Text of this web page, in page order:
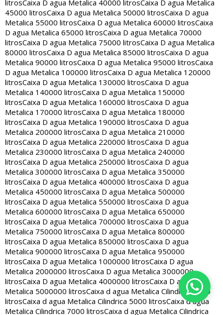
litrosCaixa D agua Metalica 40000 litrosCaixa D agua Metalica
45000 litrosCaixa D agua Metalica 50000 litrosCaixa D agua
Metalica 55000 litrosCaixa D agua Metalica 60000 litrosCaixa
D agua Metalica 65000 litrosCaixa D agua Metalica 70000
litrosCaixa D agua Metalica 75000 litrosCaixa D agua Metalica
80000 litrosCaixa D agua Metalica 85000 litrosCaixa D agua
Metalica 90000 litrosCaixa D agua Metalica 95000 litrosCaixa
D agua Metalica 100000 litrosCaixa D agua Metalica 120000
litrosCaixa D agua Metalica 130000 litrosCaixa D agua
Metalica 140000 litrosCaixa D agua Metalica 150000
litrosCaixa D agua Metalica 160000 litrosCaixa D agua
Metalica 170000 litrosCaixa D agua Metalica 180000
litrosCaixa D agua Metalica 190000 litrosCaixa D agua
Metalica 200000 litrosCaixa D agua Metalica 210000
litrosCaixa D agua Metalica 220000 litrosCaixa D agua
Metalica 230000 litrosCaixa D agua Metalica 240000
litrosCaixa D agua Metalica 250000 litrosCaixa D agua
Metalica 300000 litrosCaixa D agua Metalica 350000
litrosCaixa D agua Metalica 400000 litrosCaixa D agua
Metalica 450000 litrosCaixa D agua Metalica 500000
litrosCaixa D agua Metalica 550000 litrosCaixa D agua
Metalica 600000 litrosCaixa D agua Metalica 650000
litrosCaixa D agua Metalica 700000 litrosCaixa D agua
Metalica 750000 litrosCaixa D agua Metalica 800000
litrosCaixa D agua Metalica 850000 litrosCaixa D agua
Metalica 900000 litrosCaixa D agua Metalica 950000
litrosCaixa D agua Metalica 1000000 litrosCaixa D agua
Metalica 2000000 litrosCaixa D agua Metalica 3000000
litrosCaixa D agua Metalica 4000000 litrosCaixa D agua
Metalica 5000000 litrosCaixa d agua Metalica Cilindrica 2000
litrosCaixa d agua Metalica Cilindrica 5000 litrosCaixa d agua
Metalica Cilindrica 7000 litrosCaixa d agua Metalica Cilindrica